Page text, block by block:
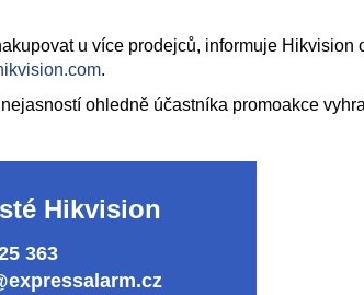
u více prodejců, informuje Hikvision
.
ohledně účastníka promoakce
Hikvision
363